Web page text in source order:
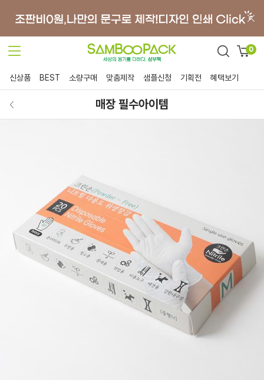
0
신상품 BEST 소량구매 맞춤제작 샘플신청 기획전 혜택보기
매장 필수아이템